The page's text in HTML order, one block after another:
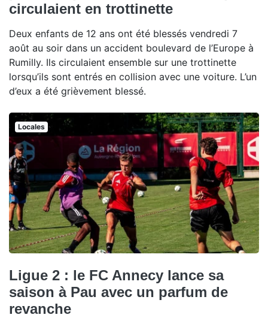
circulaient en trottinette
Deux enfants de 12 ans ont été blessés vendredi 7
août au soir dans un accident boulevard de l’Europe à
Rumilly. Ils circulaient ensemble sur une trottinette
lorsqu’ils sont entrés en collision avec une voiture. L’un
d’eux a été grièvement blessé.
Locales
Ligue 2 : le FC Annecy lance sa
saison à Pau avec un parfum de
revanche